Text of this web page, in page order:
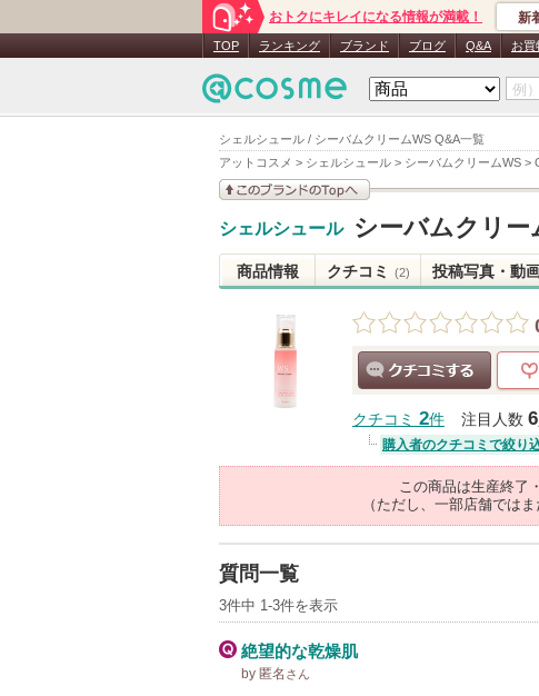
シェルシュール / シーバムクリームWS Q&A一覧
アットコスメ > シェルシュール > シーバムクリームWS >
おトクにキレイになる情報が満載！ 新
TOP ランキング ブランド ブログ Q&A お買
このブランドの情報を
シェルシュール シーバムクリー
商品情報 クチコミ (2) 投稿写真・動
クチコミ 2件 注目人数 6
購入者のクチコミで絞り
この商品は生産終了
（ただし、一部店舗では
質問一覧
3件中 1-3件を表示
絶望的な乾燥肌
by 匿名 さん